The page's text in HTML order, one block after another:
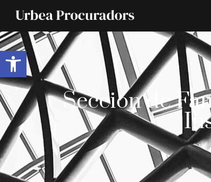
Abrir barra de
Sección de